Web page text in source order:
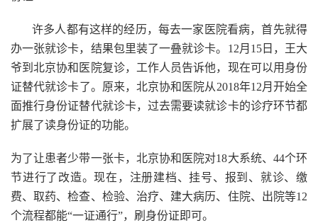
许多人都有这样的经历，每去一家医院看病，首先就得
办一张就诊卡，结果包里装了一叠就诊卡。12月15日，王大
爷到北京协和医院复诊，工作人员告诉他，现在可以用身份
证替代就诊卡了。原来，北京协和医院从2018年12月开始全
面推行身份证替代就诊卡，过去需要读就诊卡的诊疗环节都
扩展了读身份证的功能。
为了让患者少带一张卡，北京协和医院对18大系统、44个环
节进行了改造。现在，注册建档、挂号、报到、就诊、缴
费、取药、检查、检验、治疗、建大病历、住院、出院等12
个流程都能“一证通行”，刷身份证即可。